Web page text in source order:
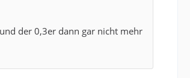
der 0,3er dann gar nicht mehr